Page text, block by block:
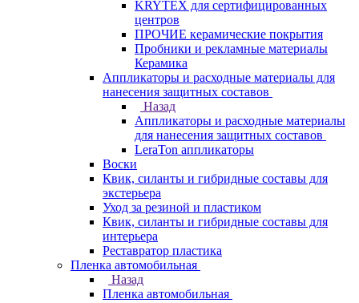
KRYTEX для сертифицированных
центров
ПРОЧИЕ керамические покрытия
Пробники и рекламные материалы
Керамика
Аппликаторы и расходные материалы для
нанесения защитных составов
Назад
Аппликаторы и расходные материалы
для нанесения защитных составов
LeraTon аппликаторы
Воски
Квик, силанты и гибридные составы для
экстерьера
Уход за резиной и пластиком
Квик, силанты и гибридные составы для
интерьера
Реставратор пластика
Пленка автомобильная
Назад
Пленка автомобильная